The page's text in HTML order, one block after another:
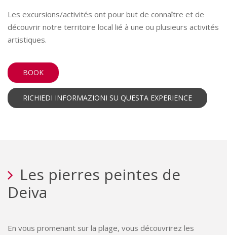
Les excursions/activités ont pour but de connaître et de
découvrir notre territoire local lié à une ou plusieurs activités
artistiques.
BOOK
RICHIEDI INFORMAZIONI SU QUESTA EXPERIENCE
Les pierres peintes de
Deiva
En vous promenant sur la plage, vous découvrirez les